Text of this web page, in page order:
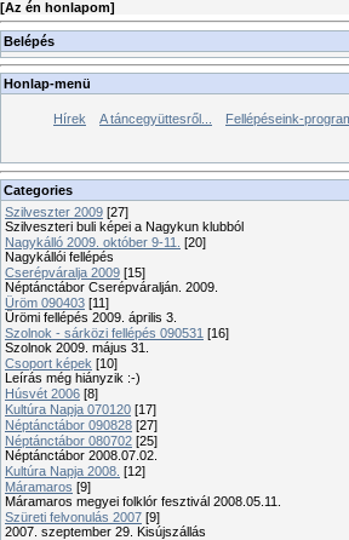
[Az én honlapom]
Belépés
Honlap-menü
Hírek A táncegyüttesről... Fellépéseink-
Categories
Szilveszter 2009 [27]
Szilveszteri buli képei a Nagykun klubból
Nagykálló 2009. október 9-11.
[20]
Nagykállói fellépés
Cserépváralja 2009 [15]
Néptánctábor Cserépváralján. 2009.
Üröm 090403 [11]
Ürömi fellépés 2009. április 3.
Szolnok - sárközi fellépés 090531 [16]
Szolnok 2009. május 31.
Csoport képek [10]
Leírás még hiányzik :-)
Húsvét 2006 [8]
Kultúra Napja 070120 [17]
Néptánctábor 090828 [27]
Néptánctábor 080702 [25]
Néptánctábor 2008.07.02.
Kultúra Napja 2008. [12]
Máramaros [9]
Máramaros megyei folklór fesztivál 2008.05.11.
Szüreti felvonulás 2007 [9]
2007. szeptember 29. Kisújszállás